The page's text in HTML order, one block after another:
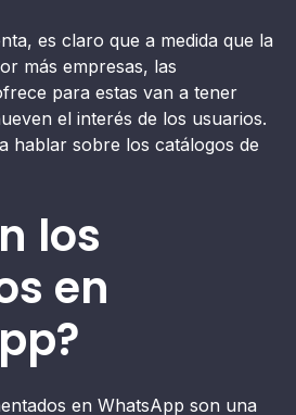
es claro que a medida que la
más empresas, las
para estas van a tener
el interés de los usuarios.
hablar sobre los catálogos de
los
en
en WhatsApp son una